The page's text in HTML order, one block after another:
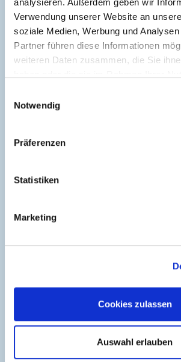
analysieren. Außerdem geben wir
Verwendung unserer Website an
soziale Medien, Werbung und
Partner führen diese Informationen
weiteren Daten zusammen, die Sie
Notwendig
Präferenzen
Statistiken
Marketing
Cookies zulassen
Auswahl erlauben
von Stahlschrotten oder
Edelstahlschrotten führen
auf unserem Platz oder bei
Hierbei sind wir regional und
Abbrucharbeiten tätig.